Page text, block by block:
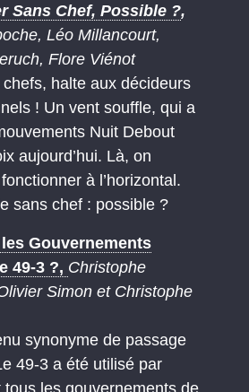
Sans Chef, Possible ?,
Léo Millancourt,
Flore Viénot
halte aux décideurs
! Un vent souffle, qui a
Nuit Debout
aujourd’hui. Là, on
à l’horizontal.
sans chef : possible ?
Gouvernements
49-3 ?, Christophe
Simon et Christophe
synonyme de passage
49-3 a été utilisé par
tous les gouvernements de